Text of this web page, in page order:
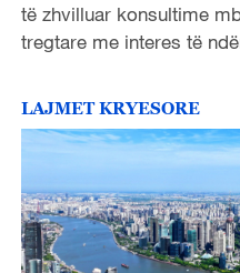
të zhvilluar konsultime
tregtare me interes të
LAJMET KRYESORE